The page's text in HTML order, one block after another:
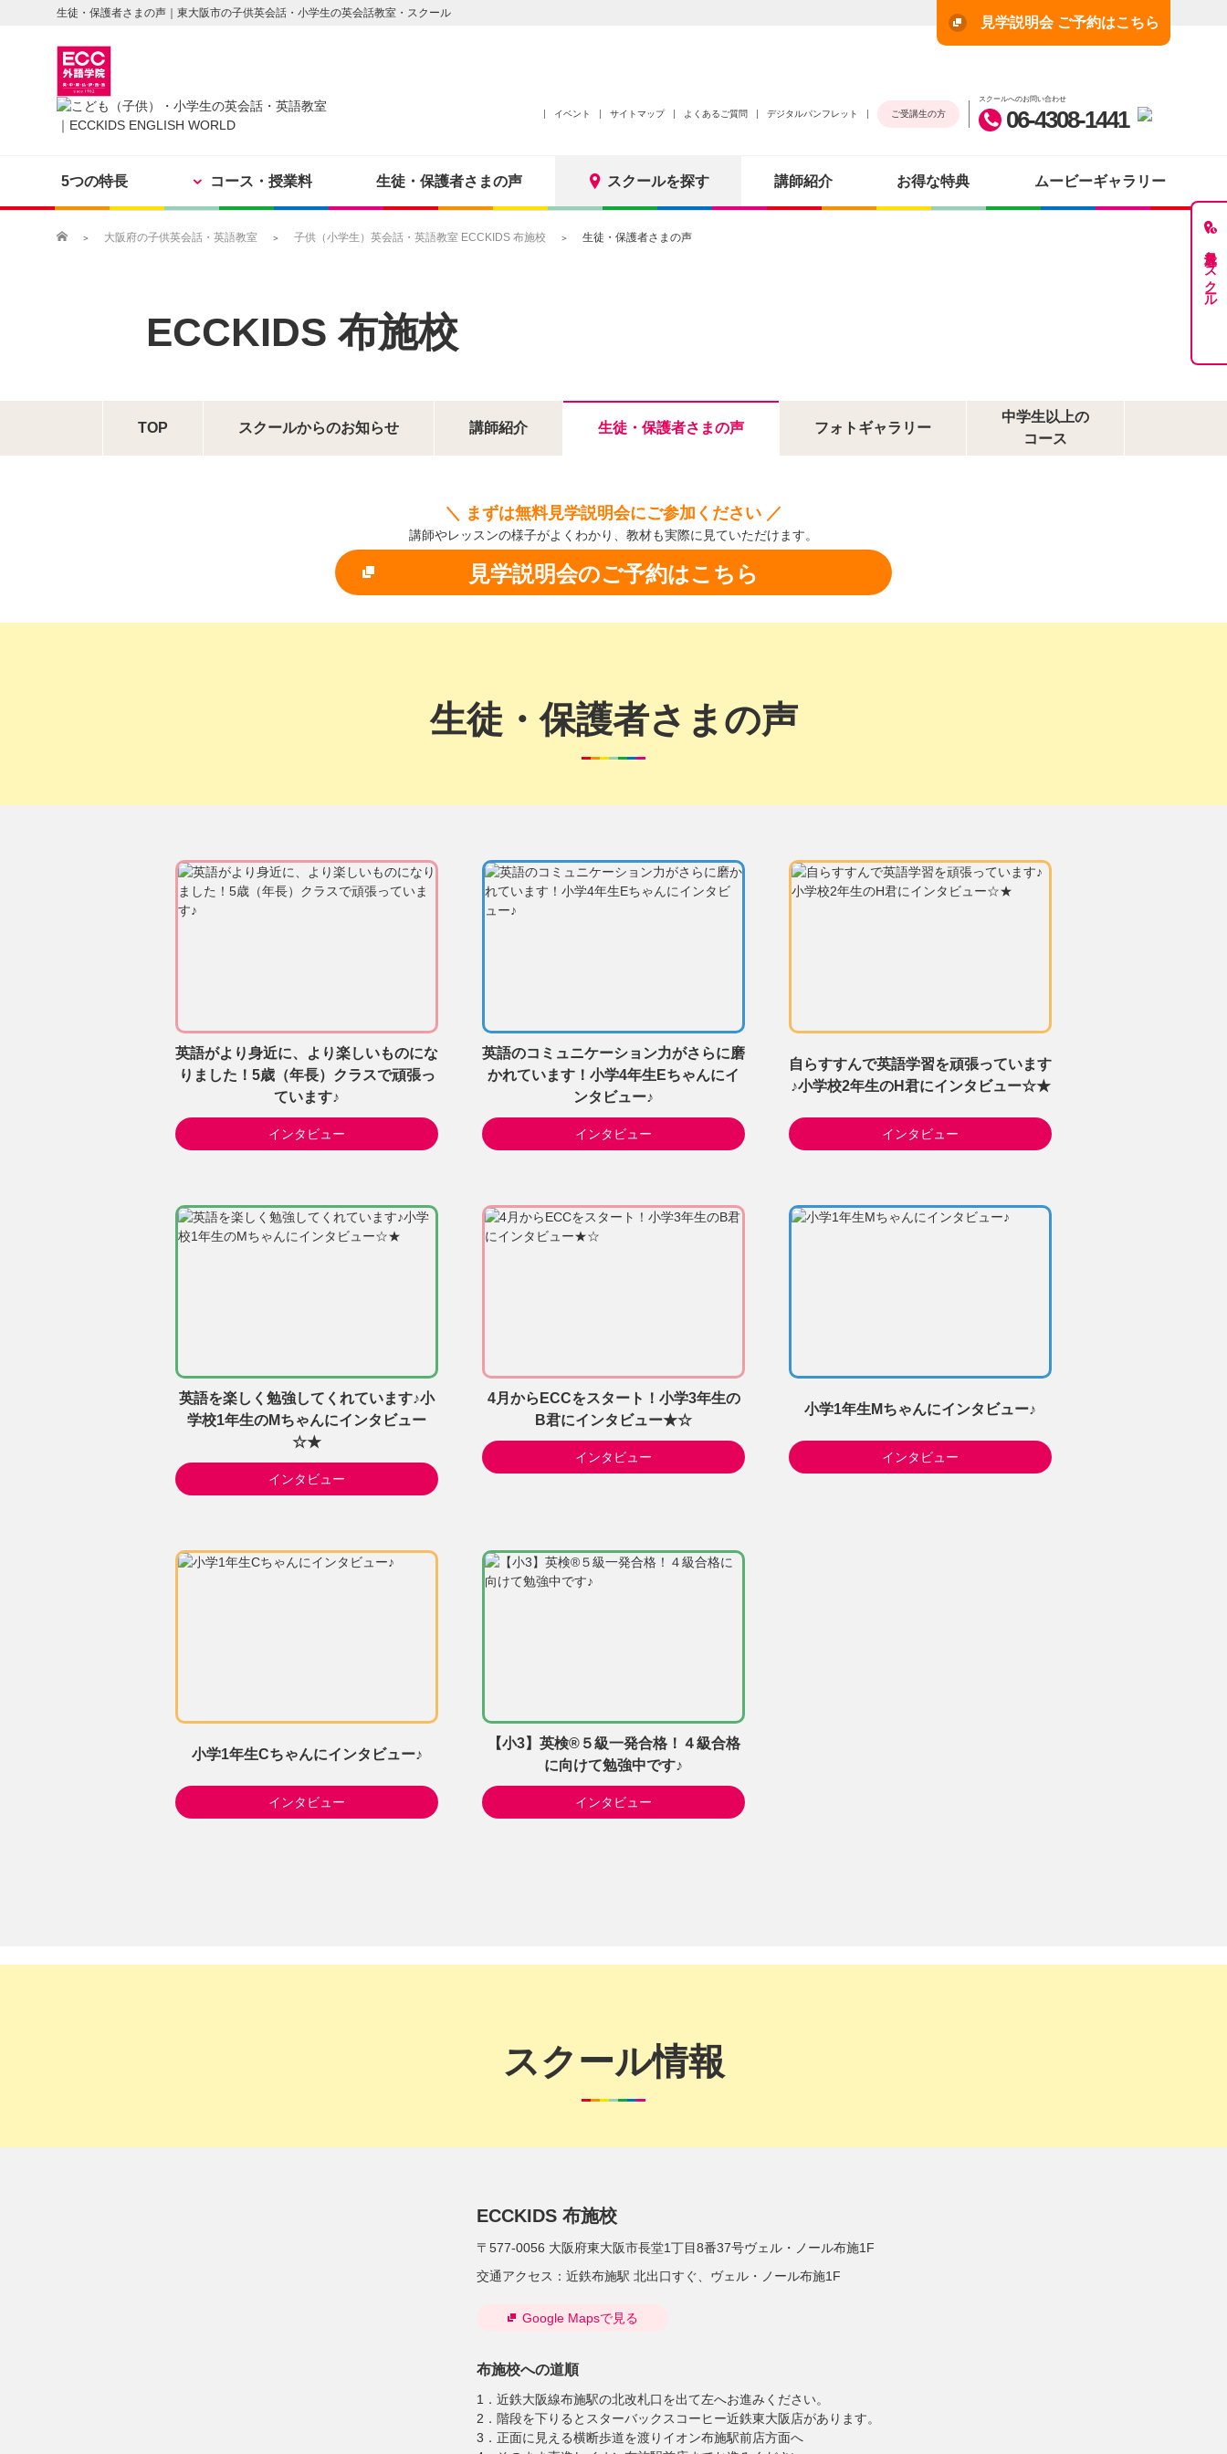
生徒・保護者さまの声｜東大阪市の子供英会話・小学生の英会話教室・スクール
見学説明会 ご予約はこちら
イベント サイトマップ よくあるご質問 デジタルパンフレット ご受講生の方
スクールへのお問い合わせ
06-4308-1441
5つの特長 コース・授業料 生徒・保護者さまの声 スクールを探す 講師紹介 お得な特典 ムービーギャラリー
最近見たスクール
大阪府の子供英会話・英語教室 子供（小学生）英会話・英語教室 ECCKIDS 布施校 生徒・保護者さまの声
ECCKIDS 布施校
TOP スクールからのお知らせ 講師紹介 生徒・保護者さまの声 フォトギャラリー
中学生以上の
コース
＼ まずは無料見学説明会にご参加ください ／
講師やレッスンの様子がよくわかり、 教材も実際に見ていただけます。
見学説明会のご予約はこちら
生徒・保護者さまの声
英語がより身近に、より楽しいものにな
りました！5歳（年長）クラスで頑張っ
ています♪
インタビュー
英語のコミュニケーション力がさらに磨
かれています！小学4年生Eちゃんにイ
ンタビュー♪
インタビュー
自らすすんで英語学習を頑張っています
♪小学校2年生のH君にインタビュー☆★
インタビュー
英語を楽しく勉強してくれています♪小
学校1年生のMちゃんにインタビュー
☆★
インタビュー
4月からECCをスタート！小学3年生の
B君にインタビュー★☆
インタビュー
小学1年生Mちゃんにインタビュー♪
インタビュー
小学1年生Cちゃんにインタビュー♪
インタビュー
【小3】英検®５級一発合格！４級合格
に向けて勉強中です♪
インタビュー
スクール情報
ECCKIDS 布施校
〒577-0056 大阪府東大阪市長堂1丁目8番37号ヴェル・ノール布施1F
交通アクセス： 近鉄布施駅 北出口すぐ、ヴェル・ノール布施1F
Google Mapsで見る
布施校への道順
1．近鉄大阪線布施駅の北改札口を出て左へお進みください。
2．階段を下りるとスターバックスコーヒー近鉄東大阪店があります。
3．正面に見える横断歩道を渡りイオン布施駅前店方面へ